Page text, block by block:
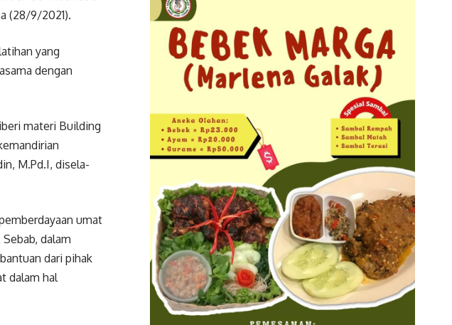
(28/9/2021).
yang
dengan
materi Building
M.Pd.I, disela-
umat
dalam
dari pihak
dalam hal